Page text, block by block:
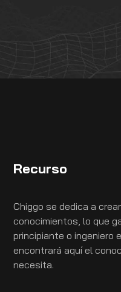
Recurso
Chiggo se dedica a
conocimientos, lo que
principiante o ingeniero
encontrará aquí el
necesita.